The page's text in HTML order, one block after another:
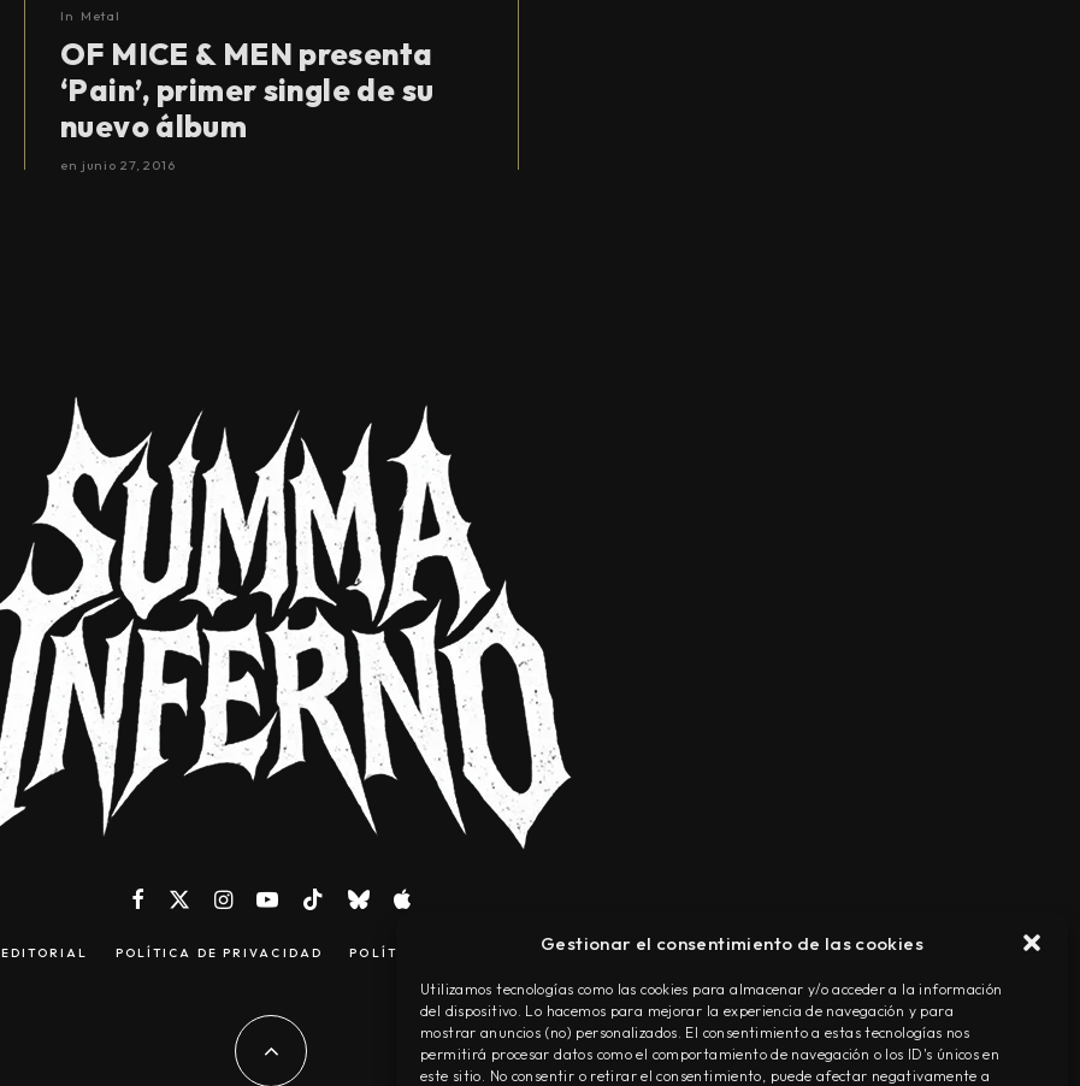
Gestionar el consentimiento de las cookies
Utilizamos tecnologías como las cookies para almacenar y/o acceder a la información
del dispositivo. Lo hacemos para mejorar la experiencia de navegación y para
mostrar anuncios (no) personalizados. El consentimiento a estas tecnologías nos
permitirá procesar datos como el comportamiento de navegación o los ID's únicos en
este sitio. No consentir o retirar el consentimiento, puede afectar negativamente a
In Metal
OF MICE & MEN presenta
‘Pain’, primer single de su
nuevo álbum
en junio 27, 2016
EDITORIAL POLÍTICA DE PRIVACIDAD POLÍTICA DE COOKIES TÉRMINOS Y CONDICIONES